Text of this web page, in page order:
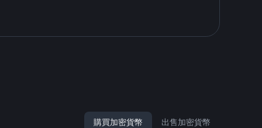
購買加密貨幣 出售加密貨幣